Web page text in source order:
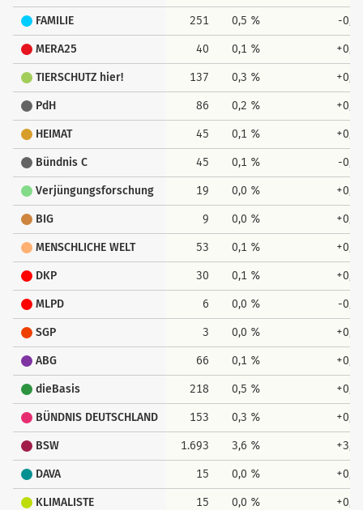
FAMILIE 251 0,5 % -0,0
MERA25 40 0,1 % +0,1
TIERSCHUTZ hier! 137 0,3 % +0,1
PdH 86 0,2 % +0,1
HEIMAT 45 0,1 % +0,1
Bündnis C 45 0,1 % -0,0
Verjüngungsforschung 19 0,0 % +0,0
BIG 9 0,0 % +0,0
MENSCHLICHE WELT 53 0,1 % +0,1
DKP 30 0,1 % +0,0
MLPD 6 0,0 % -0,0
SGP 3 0,0 % +0,0
ABG 66 0,1 % +0,1
dieBasis 218 0,5 % +0,5
BÜNDNIS DEUTSCHLAND 153 0,3 % +0,3
BSW 1.693 3,6 % +3,6
DAVA 15 0,0 % +0,0
KLIMALISTE 15 0,0 % +0,0